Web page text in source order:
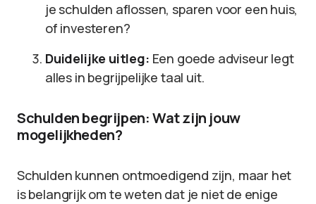
je schulden aflossen, sparen voor een huis,
of investeren?
Duidelijke uitleg: Een goede adviseur legt
alles in begrijpelijke taal uit.
Schulden begrijpen: Wat zijn jouw
mogelijkheden?
Schulden kunnen ontmoedigend zijn, maar het
is belangrijk om te weten dat je niet de enige